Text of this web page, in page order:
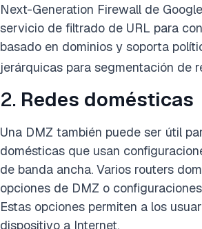
Next-Generation Firewall de
servicio de filtrado de URL para
basado en dominios y soporta
jerárquicas para segmentación de
2. Redes domésticas
Una DMZ también puede ser útil
domésticas que usan
de banda ancha. Varios routers
opciones de DMZ o
Estas opciones permiten a los
dispositivo a Internet.